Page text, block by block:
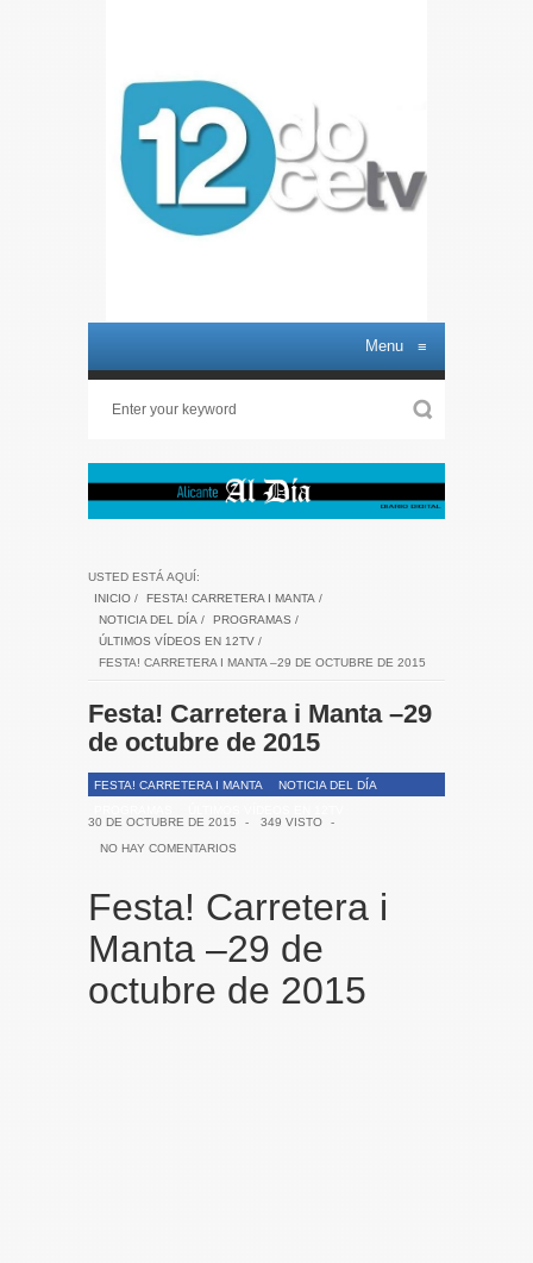
Menu ≡
USTED ESTÁ AQUÍ:
INICIO / FESTA! CARRETERA I MANTA /
NOTICIA DEL DÍA / PROGRAMAS /
ÚLTIMOS VÍDEOS EN 12TV /
FESTA! CARRETERA I MANTA –29 DE OCTUBRE DE 2015
Festa! Carretera i Manta –29
de octubre de 2015
FESTA! CARRETERA I MANTA
NOTICIA DEL DÍA
30 DE OCTUBRE DE 2015
- 349 VISTO
-
NO HAY COMENTARIOS
Festa! Carretera i
Manta –29 de
octubre de 2015